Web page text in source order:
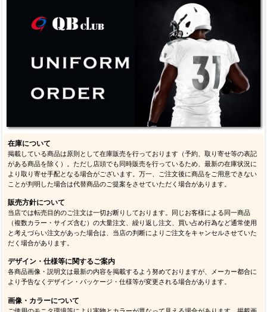
在庫について
掲載している商品は原則として在庫販売を行っております（予約、取り寄せ等の表記
がある商品を除く）。ただし店頭でも同時販売を行っているため、最新の在庫状況に
より取り寄せ手配となる場合がございます。万一、ご注文後に商品をご用意できない
ことが判明した場合は代替商品のご提案をさせていただく場合があります。
販売方針について
当店では転売目的のご注文は一切お断りしております。同じお客様による同一商品
（複数カラー・サイズ含む）の大量注文、繰り返し注文、買い占め行為など通常使用
と考えづらい注文があった場合は、当店の判断によりご注文をキャンセルさせていた
だく場合があります。
デザイン・仕様等に関するご案内
各商品画像・説明文は最新の内容を掲載するよう努めておりますが、メーカー都合に
より予告なくデザイン・パッケージ・仕様等が変更される場合があります。
画像・カラーについて